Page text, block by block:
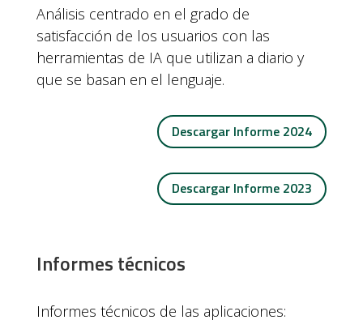
Análisis centrado en el grado de
satisfacción de los usuarios con las
herramientas de IA que utilizan a diario y
que se basan en el lenguaje.
Descargar Informe 2024
Descargar Informe 2023
Informes técnicos
Informes técnicos de las aplicaciones: